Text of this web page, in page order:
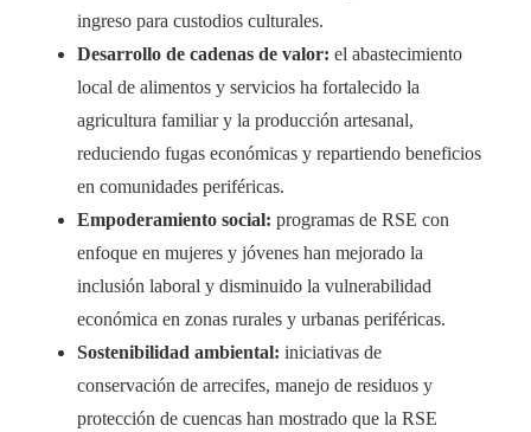
ingreso para custodios culturales.
Desarrollo de cadenas de valor: el abastecimiento
local de alimentos y servicios ha fortalecido la
agricultura familiar y la producción artesanal,
reduciendo fugas económicas y repartiendo beneficios
en comunidades periféricas.
Empoderamiento social: programas de RSE con
enfoque en mujeres y jóvenes han mejorado la
inclusión laboral y disminuido la vulnerabilidad
económica en zonas rurales y urbanas periféricas.
Sostenibilidad ambiental: iniciativas de
conservación de arrecifes, manejo de residuos y
protección de cuencas han mostrado que la RSE